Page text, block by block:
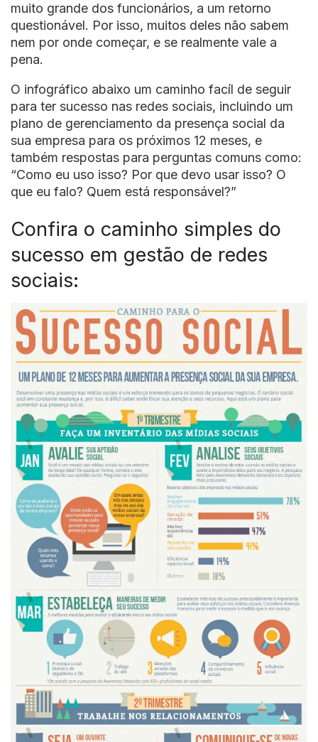
muito grande dos funcionários, a um retorno
questionável. Por isso, muitos deles não sabem
nem por onde começar, e se realmente vale a
pena.
O infográfico abaixo um caminho facíl de seguir
para ter sucesso nas redes sociais, incluindo um
plano de gerenciamento da presença social da
sua empresa para os próximos 12 meses, e
também respostas para perguntas comuns como:
“Como eu uso isso? Por que devo usar isso? O
que eu falo? Quem está responsável?”
Confira o caminho simples do
sucesso em gestão de redes
sociais: